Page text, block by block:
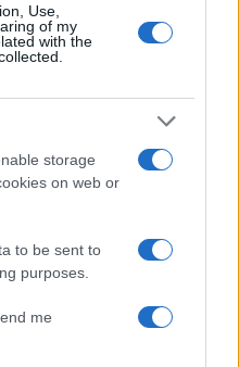
Use,
of my
with the
storage
on web or
to be sent to
purposes.
me
conquista Olbia, la prima
da non perdere
sulla spiaggia libera,